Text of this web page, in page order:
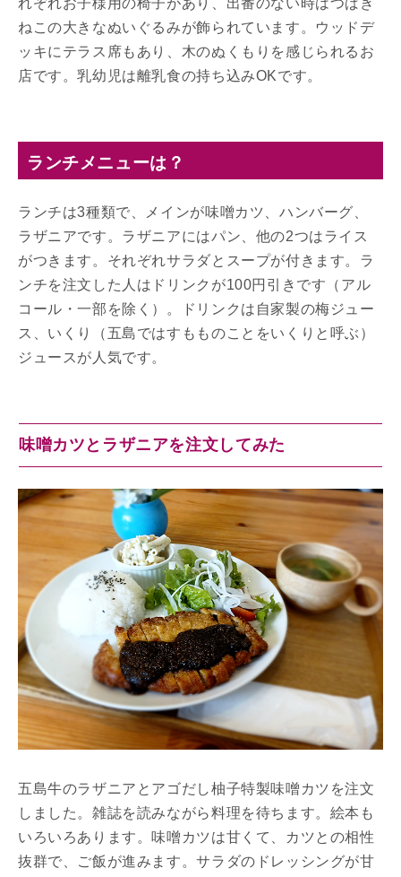
ねこの大きなぬいぐるみが飾られています。ウッドデ
ッキにテラス席もあり、木のぬくもりを感じられるお
店です。乳幼児は離乳食の持ち込みOKです。
ランチメニューは？
ランチは3種類で、メインが味噌カツ、ハンバーグ、
ラザニアです。ラザニアにはパン、他の2つはライス
がつきます。それぞれサラダとスープが付きます。ラ
ンチを注文した人はドリンクが100円引きです（アル
コール・一部を除く）。ドリンクは自家製の梅ジュー
ス、いくり（五島ではすもものことをいくりと呼ぶ）
ジュースが人気です。
味噌カツとラザニアを注文してみた
五島牛のラザニアとアゴだし柚子特製味噌カツを注文
しました。雑誌を読みながら料理を待ちます。絵本も
いろいろあります。味噌カツは甘くて、カツとの相性
抜群で、ご飯が進みます。サラダのドレッシングが甘